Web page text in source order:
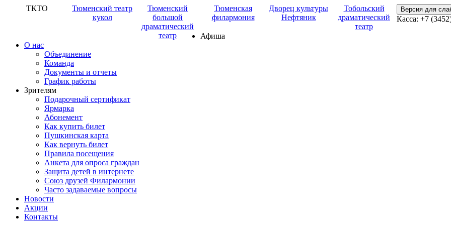
ТКТО
Тюменский театр
кукол
Тюменский
большой
драматический
театр
Тюменская
филармония
Дворец культуры
Нефтяник
Тобольский
драматический
театр
Версия для
Касса: +7
Афиша
О нас
Объединение
Команда
Документы и отчеты
График работы
Зрителям
Подарочный сертификат
Ярмарка
Абонемент
Как купить билет
Пушкинская карта
Как вернуть билет
Правила посещения
Анкета для опроса граждан
Защита детей в интернете
Союз друзей Филармонии
Часто задаваемые вопросы
Новости
Акции
Контакты